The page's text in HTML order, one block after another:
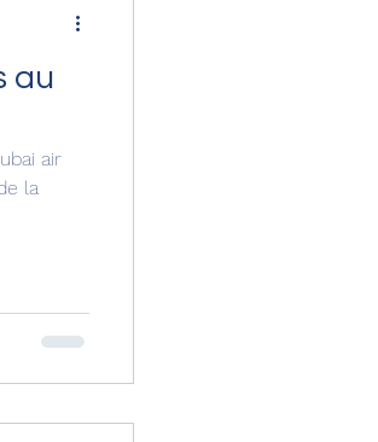
au
air
la